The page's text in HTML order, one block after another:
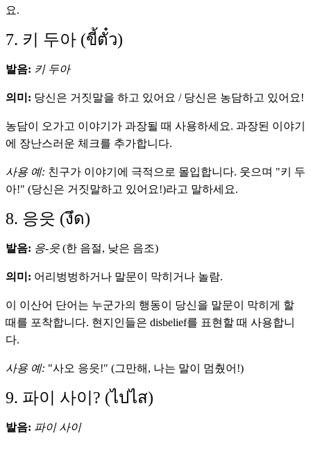
요.
7. 키 두아 (ขี้ตั๋ว)
발음: 키 두아
의미: 당신은 거짓말을 하고 있어요 / 당신은 농담하고 있어요!
농담이 오가고 이야기가 과장될 때 사용하세요. 과장된 이야기
에 장난스러운 체크를 추가합니다.
사용 예: 친구가 이야기에 극적으로 몰입합니다. 웃으며 "키 두
아!" (당신은 거짓말하고 있어요!)라고 말하세요.
8. 응읏 (งึด)
발음: 응-읏 (한 음절, 낮은 음조)
의미: 어리벙벙하거나 말문이 막히거나 놀람.
이 이산어 단어는 누군가의 행동이 당신을 말문이 막히게 할
때를 포착합니다. 현지인들은 disbelief를 표현할 때 사용합니
다.
사용 예: "사오 응읏!" (그만해, 나는 말이 멈췄어!)
9. 파이 사이? (ไปไส)
발음: 파이 사이